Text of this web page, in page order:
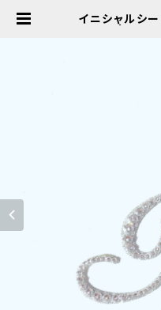
イニシャルシ